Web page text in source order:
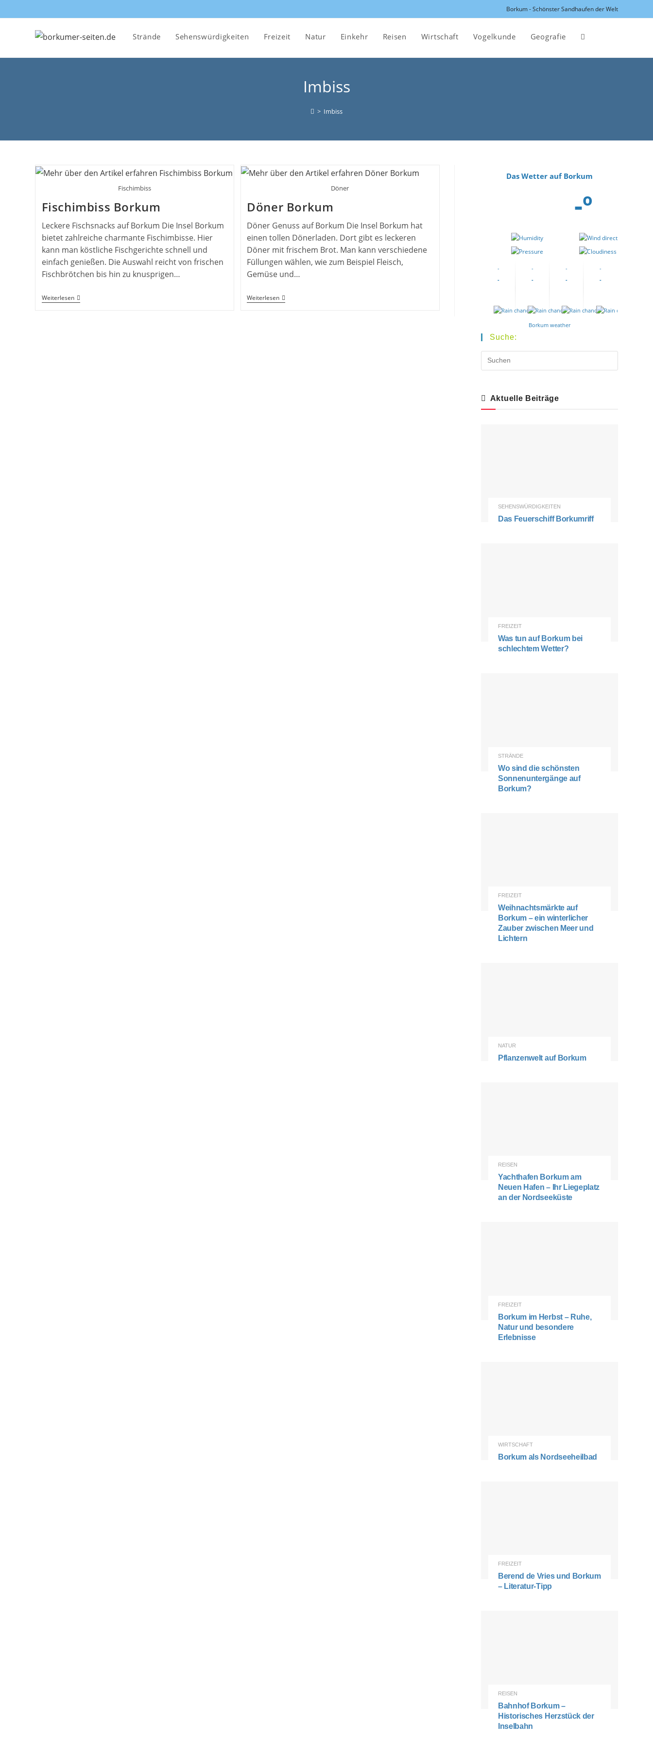
Inhalt
Borkum - Schönster Sandhaufen der Welt
Strände Sehenswürdigkeiten Freizeit Natur Einkehr Reisen Wirtschaft Vogelkunde Geografie Website-
Imbiss
> Imbiss
Fischimbiss
Fischimbiss Borkum
Leckere Fischsnacks auf Borkum Die Insel Borkum
bietet zahlreiche charmante Fischimbisse. Hier
kann man köstliche Fischgerichte schnell und
einfach genießen. Die Auswahl reicht von frischen
Fischbrötchen bis hin zu knusprigen…
WeiterlesenFischimbiss
Borkum
Döner
Döner Borkum
Döner Genuss auf Borkum Die Insel Borkum hat
einen tollen Dönerladen. Dort gibt es leckeren
Döner mit frischem Brot. Man kann verschiedene
Füllungen wählen, wie zum Beispiel Fleisch,
Gemüse und…
WeiterlesenDöner
Borkum
Das Wetter auf Borkum
-º
-
-
-
-
-
-
-
-
-
-
-
-
-
-
-
-
Borkum weather
Suche:
Aktuelle Beiträge
SEHENSWÜRDIGKEITEN
Das Feuerschiff Borkumriff
FREIZEIT
Was tun auf Borkum bei
schlechtem Wetter?
STRÄNDE
Wo sind die schönsten
Sonnenuntergänge auf
Borkum?
FREIZEIT
Weihnachtsmärkte auf
Borkum – ein winterlicher
Zauber zwischen Meer und
Lichtern
NATUR
Pflanzenwelt auf Borkum
REISEN
Yachthafen Borkum am
Neuen Hafen – Ihr Liegeplatz
an der Nordseeküste
FREIZEIT
Borkum im Herbst – Ruhe,
Natur und besondere
Erlebnisse
WIRTSCHAFT
Borkum als Nordseeheilbad
FREIZEIT
Berend de Vries und Borkum
– Literatur-Tipp
REISEN
Bahnhof Borkum –
Historisches Herzstück der
Inselbahn